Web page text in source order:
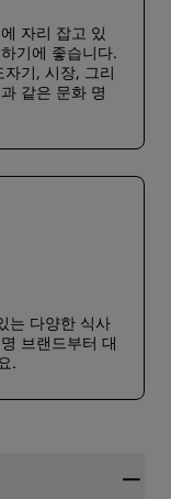
자리 잡고 있
기에 좋습니다.
기, 시장, 그리
같은 문화 명
는 다양한 식사
브랜드부터 대
.